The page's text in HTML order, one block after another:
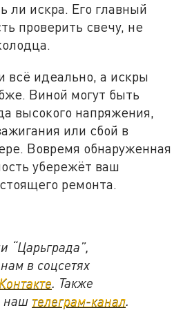
ли искра. Его главный
проверить свечу, не
всё идеально, а искры
Виной могут быть
высокого напряжения,
или сбой в
Вовремя обнаруженная
убережёт ваш
ремонта.
“Царьграда”,
в соцсетях
. Также
наш телеграм-канал.